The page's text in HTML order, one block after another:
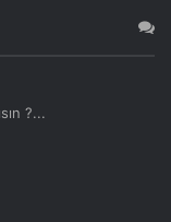
?...